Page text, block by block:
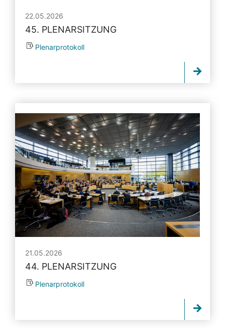
22.05.2026
45. PLENARSITZUNG
Plenarprotokoll
21.05.2026
44. PLENARSITZUNG
Plenarprotokoll